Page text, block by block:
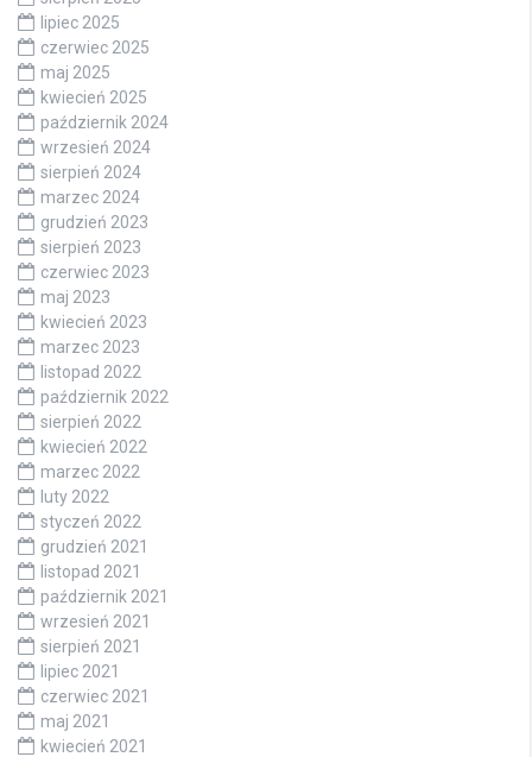
lipiec 2025
czerwiec 2025
maj 2025
kwiecień 2025
październik 2024
wrzesień 2024
sierpień 2024
marzec 2024
grudzień 2023
sierpień 2023
czerwiec 2023
maj 2023
kwiecień 2023
marzec 2023
listopad 2022
październik 2022
sierpień 2022
kwiecień 2022
marzec 2022
luty 2022
styczeń 2022
grudzień 2021
listopad 2021
październik 2021
wrzesień 2021
sierpień 2021
lipiec 2021
czerwiec 2021
maj 2021
kwiecień 2021